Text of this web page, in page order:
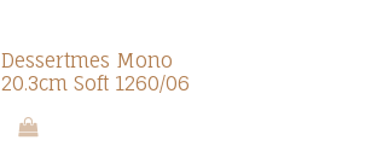
Promo 7.0
Dessertmes Mono
20.3cm Soft 1260/06